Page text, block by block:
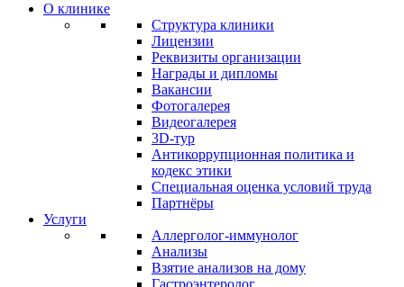
О клинике
Структура клиники
Лицензии
Реквизиты организации
Награды и дипломы
Вакансии
Фотогалерея
Видеогалерея
3D-тур
Антикоррупционная политика и
кодекс этики
Специальная оценка условий труда
Партнёры
Услуги
Аллерголог-иммунолог
Анализы
Взятие анализов на дому
Гастроэнтеролог